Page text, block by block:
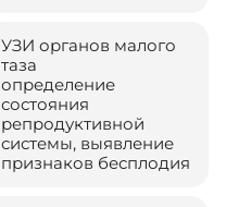
УЗИ органов малого
таза
определение
состояния
репродуктивной
системы, выявление
признаков бесплодия